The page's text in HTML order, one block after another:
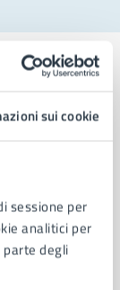
sui cookie
sessione per
analitici per
degli